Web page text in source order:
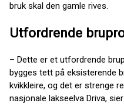
bruk skal den gamle rives.
Utfordrende
– Dette er et utfordrende
bygges tett på eksisterende
kvikkleire, og det er strenge
nasjonale lakseelva Driva,